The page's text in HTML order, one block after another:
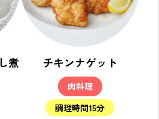
煮 チキンナゲット
肉料理
調理時間15分